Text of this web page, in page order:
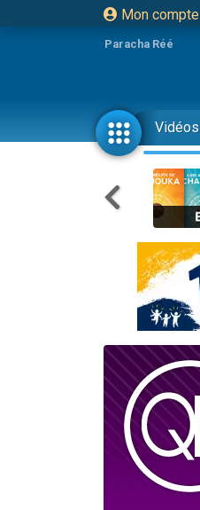
Mon compte
Paracha Réé
Vidéos